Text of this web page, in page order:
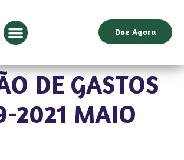
Doe Agora
DE GASTOS
2021 MAIO